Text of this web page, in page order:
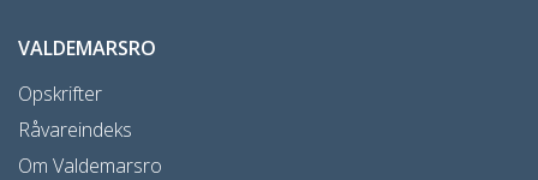
VALDEMARSRO
Opskrifter
Råvareindeks
Om Valdemarsro